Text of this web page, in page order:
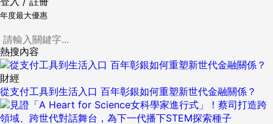
年度最大優惠
熱搜內容
財經
從支付工具到生活入口 百年彰銀如何重塑新世代金融關係？